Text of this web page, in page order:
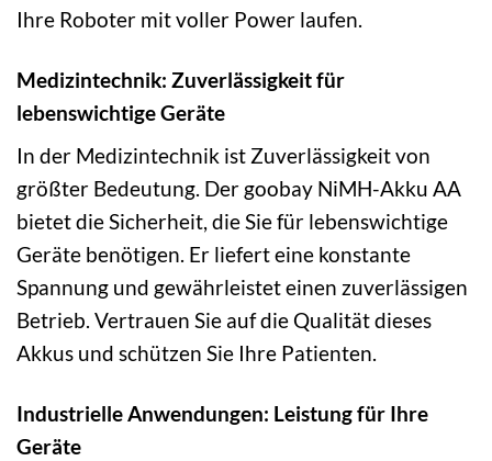
Ihre Roboter mit voller Power laufen.
Medizintechnik: Zuverlässigkeit für
lebenswichtige Geräte
In der Medizintechnik ist Zuverlässigkeit von
größter Bedeutung. Der goobay NiMH-Akku AA
bietet die Sicherheit, die Sie für lebenswichtige
Geräte benötigen. Er liefert eine konstante
Spannung und gewährleistet einen zuverlässigen
Betrieb. Vertrauen Sie auf die Qualität dieses
Akkus und schützen Sie Ihre Patienten.
Industrielle Anwendungen: Leistung für Ihre
Geräte